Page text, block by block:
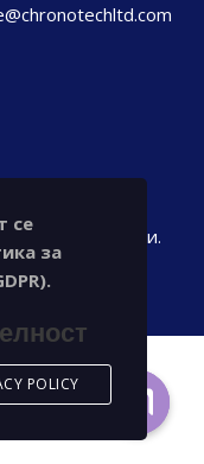
са запазени.
се
за
POLICY
с нас
Open